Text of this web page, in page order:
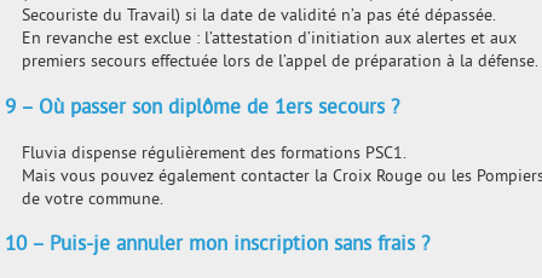
Secouriste du Travail) si la date de validité n’a pas été dépassée.
En revanche est exclue : l’attestation d’initiation aux alertes et aux
premiers secours effectuée lors de l’appel de préparation à la défense.
9 – Où passer son diplôme de 1ers secours ?
Fluvia dispense régulièrement des formations PSC1.
Mais vous pouvez également contacter la Croix Rouge ou les
de votre commune.
10 – Puis-je annuler mon inscription sans frais ?